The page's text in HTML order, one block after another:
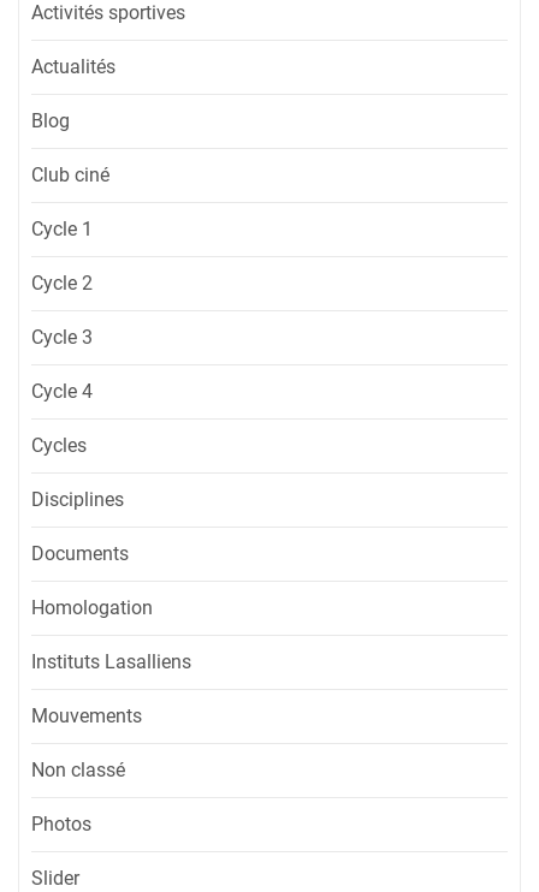
Activités sportives
Actualités
Blog
Club ciné
Cycle 1
Cycle 2
Cycle 3
Cycle 4
Cycles
Disciplines
Documents
Homologation
Instituts Lasalliens
Mouvements
Non classé
Photos
Slider